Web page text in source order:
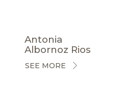
Antonia
Albornoz Rios
SEE MORE